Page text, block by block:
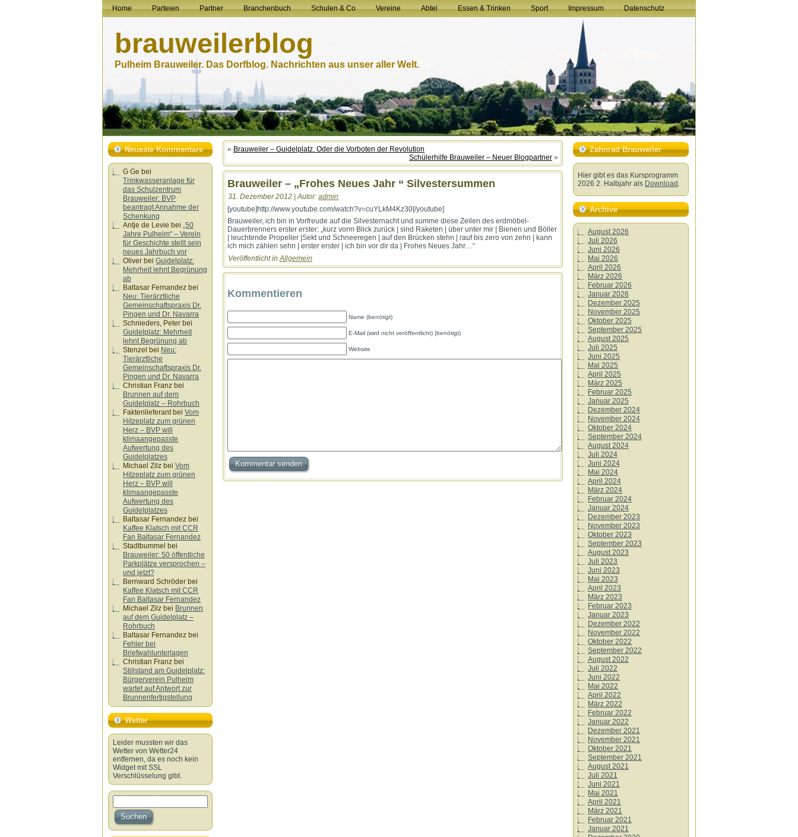
Home Parteien Partner Branchenbuch Schulen & Co Vereine Abtei Essen & Trinken Sport Impressum Datenschutz
brauweilerblog
Pulheim Brauweiler. Das Dorfblog. Nachrichten aus unser aller Welt.
Neueste Kommentare
G Ge bei
Trinkwasseranlage für
das Schulzentrum
Brauweiler: BVP
beantragt Annahme der
Schenkung
Antje de Levie bei „50
Jahre Pulheim“ – Verein
für Geschichte stellt sein
neues Jahrbuch vor
Oliver bei Guidelplatz:
Mehrheit lehnt Begrünung
ab
Baltasar Fernandez bei
Neu: Tierärztliche
Gemeinschaftspraxis Dr.
Pingen und Dr. Navarra
Schnieders, Peter bei
Guidelplatz: Mehrheit
lehnt Begrünung ab
Stenzel bei Neu:
Tierärztliche
Gemeinschaftspraxis Dr.
Pingen und Dr. Navarra
Christian Franz bei
Brunnen auf dem
Guidelplatz – Rohrbuch
Faktenlieferantbei Vom
Hitzeplatz zum grünen
Herz – BVP will
klimaangepasste
Aufwertung des
Guidelplatzes
Michael Zilz bei Vom
Hitzeplatz zum grünen
Herz – BVP will
klimaangepasste
Aufwertung des
Guidelplatzes
Baltasar Fernandez bei
Kaffee Klatsch mit CCR
Fan Baltasar Fernandez
Stadtbummel bei
Brauweiler: 50 öffentliche
Parkplätze versprochen –
und jetzt?
Bernward Schröder bei
Kaffee Klatsch mit CCR
Fan Baltasar Fernandez
Michael Zilz bei Brunnen
auf dem Guidelplatz –
Rohrbuch
Baltasar Fernandez bei
Fehler bei
Briefwahlunterlagen
Christian Franz bei
Stillstand am Guidelplatz:
Bürgerverein Pulheim
wartet auf Antwort zur
Brunnenfertigstellung
Wetter
Leider mussten wir das
Wetter von Wetter24
entfernen, da es noch kein
Widget mit SSL
Verschlüsselung gibt.
« Brauweiler – Guidelplatz. Oder die Vorboten der Revolution
Schülerhilfe Brauweiler – Neuer Blogpartner »
Brauweiler – „Frohes Neues Jahr “ Silvestersummen
31. Dezember 2012 | Autor: admin
[youtube]http://www.youtube.com/watch?v=cuYLkM4Kz30[/youtube]
Brauweiler, ich bin in Vorfreude auf die Silvesternacht und summe diese Zeilen des erdmöbel-
Dauerbrenners erster erster: „kurz vorm Blick zurück | sind Raketen | über unter mir | Bienen und Böller
| leuchtende Propeller |Sekt und Schneeregen | auf den Brücken stehn | rauf bis zero von zehn | kann
ich mich zählen sehn | erster erster | ich bin vor dir da | Frohes Neues Jahr…“
Veröffentlicht inAllgemein
Kommentieren
Name (benötigt)
E-Mail (wird nicht veröffentlicht) (benötigt)
Website
Zahnrad Brauweiler
Hier gibt es das Kursprogramm
2026 2. Halbjahr als Download .
Archive
August 2026
Juli 2026
Juni 2026
Mai 2026
April 2026
März 2026
Februar 2026
Januar 2026
Dezember 2025
November 2025
Oktober 2025
September 2025
August 2025
Juli 2025
Juni 2025
Mai 2025
April 2025
März 2025
Februar 2025
Januar 2025
Dezember 2024
November 2024
Oktober 2024
September 2024
August 2024
Juli 2024
Juni 2024
Mai 2024
April 2024
März 2024
Februar 2024
Januar 2024
Dezember 2023
November 2023
Oktober 2023
September 2023
August 2023
Juli 2023
Juni 2023
Mai 2023
April 2023
März 2023
Februar 2023
Januar 2023
Dezember 2022
November 2022
Oktober 2022
September 2022
August 2022
Juli 2022
Juni 2022
Mai 2022
April 2022
März 2022
Februar 2022
Januar 2022
Dezember 2021
November 2021
Oktober 2021
September 2021
August 2021
Juli 2021
Juni 2021
Mai 2021
April 2021
März 2021
Februar 2021
Januar 2021